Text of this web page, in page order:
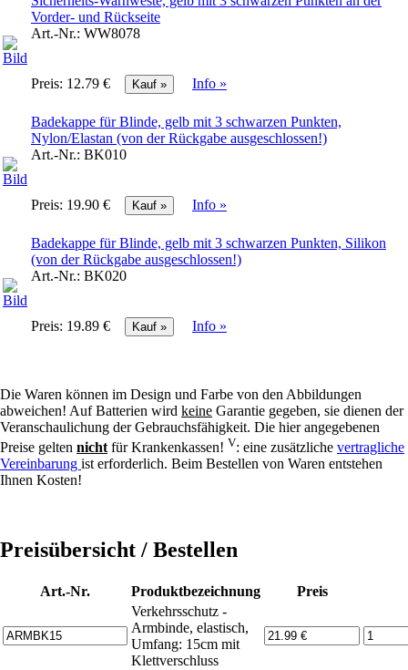
Vorder- und Rückseite
Art.-Nr.: WW8078
Preis: 12.79 € Info »
Badekappe für Blinde, gelb mit 3 schwarzen Punkten,
Nylon/Elastan (von der Rückgabe ausgeschlossen!)
Art.-Nr.: BK010
Preis: 19.90 € Info »
Badekappe für Blinde, gelb mit 3 schwarzen Punkten, Silikon
(von der Rückgabe ausgeschlossen!)
Art.-Nr.: BK020
Preis: 19.89 € Info »
Die Waren können im Design und Farbe von den Abbildungen
abweichen! Auf Batterien wird keine Garantie gegeben, sie dienen der
Veranschaulichung der Gebrauchsfähigkeit. Die hier angegebenen
Preise gelten nicht für Krankenkassen! V: eine zusätzliche vertragliche
Vereinbarung ist erforderlich. Beim Bestellen von Waren entstehen
Ihnen Kosten!
Preisübersicht / Bestellen
Art.-Nr. Produktbezeichnung
Preis
Verkehrsschutz -
Armbinde, elastisch,
Umfang: 15cm mit
Klettverschluss